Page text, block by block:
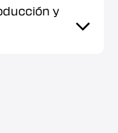
y